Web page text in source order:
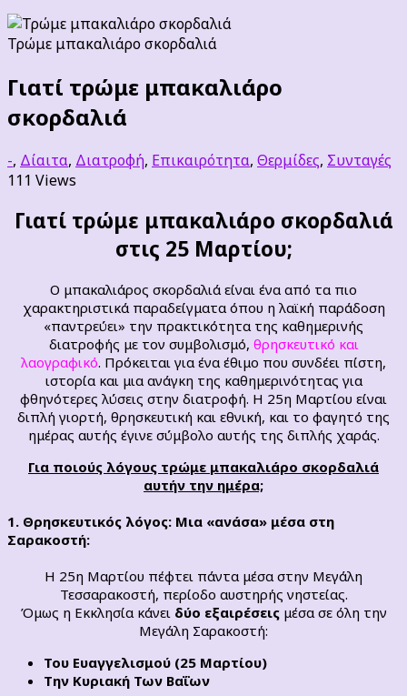
Τρώμε μπακαλιάρο σκορδαλιά
Γιατί τρώμε μπακαλιάρο
σκορδαλιά
-, Δίαιτα, Διατροφή, Επικαιρότητα, Θερμίδες, Συνταγές
111 Views
Γιατί τρώμε μπακαλιάρο σκορδαλιά
στις 25 Μαρτίου;
Ο μπακαλιάρος σκορδαλιά είναι ένα από τα πιο
χαρακτηριστικά παραδείγματα όπου η λαϊκή παράδοση
«παντρεύει» την πρακτικότητα της καθημερινής
διατροφής με τον συμβολισμό, θρησκευτικό και
λαογραφικό. Πρόκειται για ένα έθιμο που συνδέει πίστη,
ιστορία και μια ανάγκη της καθημερινότητας για
φθηνότερες λύσεις στην διατροφή. Η 25η Μαρτίου είναι
διπλή γιορτή, θρησκευτική και εθνική, και το φαγητό της
ημέρας αυτής έγινε σύμβολο αυτής της διπλής χαράς.
Για ποιούς λόγους τρώμε μπακαλιάρο σκορδαλιά
αυτήν την ημέρα;
1. Θρησκευτικός λόγος: Μια «ανάσα» μέσα στη
Σαρακοστή:
Η 25η Μαρτίου πέφτει πάντα μέσα στην Μεγάλη
Τεσσαρακοστή, περίοδο αυστηρής νηστείας.
Όμως η Εκκλησία κάνει δύο εξαιρέσειςμέσα σε όλη την
Μεγάλη Σαρακοστή:
Του Ευαγγελισμού (25 Μαρτίου)
Την Κυριακή Των Βαΐων